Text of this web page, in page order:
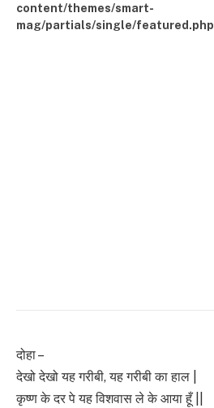
content/themes/smart-
mag/partials/single/featured.php
दोहा –
देखो देखो यह गरीबी, यह गरीबी का हाल |
कृष्ण के दर पे यह विशवास ले के आया हूँ ||